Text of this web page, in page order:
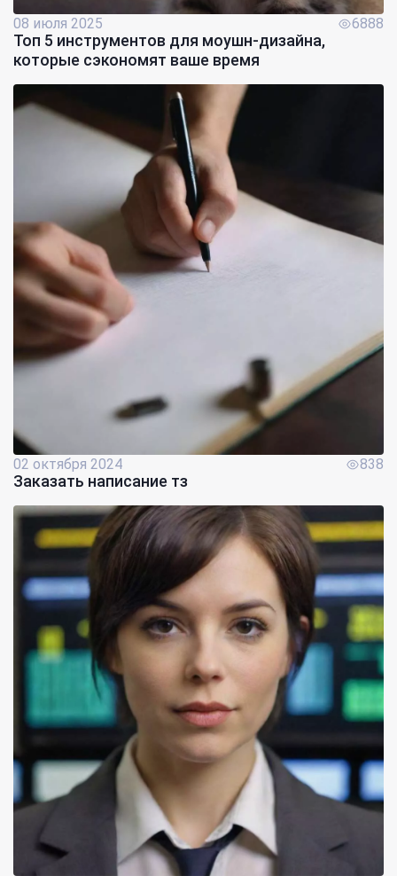
08 июля 2025 6888
Топ 5 инструментов для моушн-дизайна,
которые сэкономят ваше время
02 октября 2024 838
Заказать написание тз